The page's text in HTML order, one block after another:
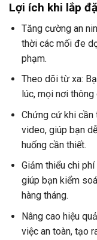
Lợi ích khi lắp
Tăng cường an
thời các mối đe
phạm.
Theo dõi từ xa:
lúc, mọi nơi
Chứng cứ khi cần
video, giúp bạn
huống cần thiết.
Giảm thiểu chi
giúp bạn kiểm
hàng tháng.
Nâng cao hiệu
việc an toàn, tạo